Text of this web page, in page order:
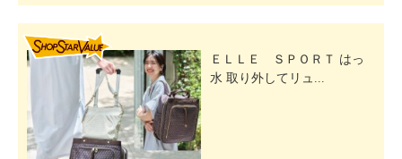
ＥＬＬＥ ＳＰＯＲＴ はっ
水 取り外してリュ...